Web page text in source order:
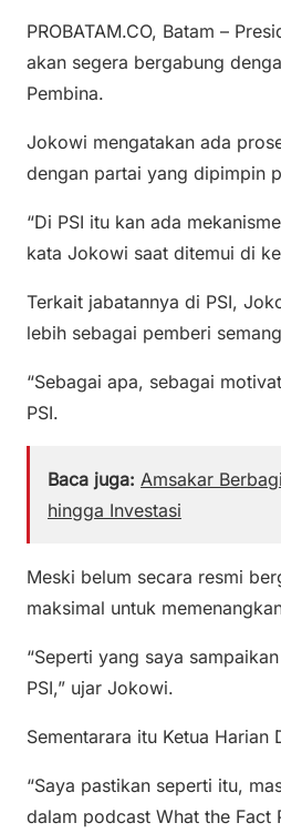
PROBATAM.CO, Batam –
akan segera bergabung
Pembina.
Jokowi mengatakan ada
dengan partai yang dipimpin
“Di PSI itu kan ada
kata Jokowi saat ditemui di
Terkait jabatannya di PSI,
lebih sebagai pemberi
“Sebagai apa, sebagai
PSI.
Baca juga: Amsakar
hingga Investasi
Meski belum secara resmi
maksimal untuk
“Seperti yang saya
PSI,” ujar Jokowi.
Sementarara itu Ketua
“Saya pastikan seperti itu,
dalam podcast What the Fact